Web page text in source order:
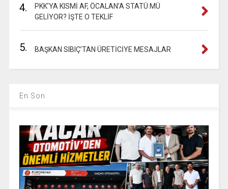
4.
PKK’YA KISMİ AF, ÖCALAN’A STATÜ MÜ
GELİYOR? İŞTE O TEKLİF
5. BAŞKAN SIBIÇ’TAN ÜRETİCİYE MESAJLAR
En Son